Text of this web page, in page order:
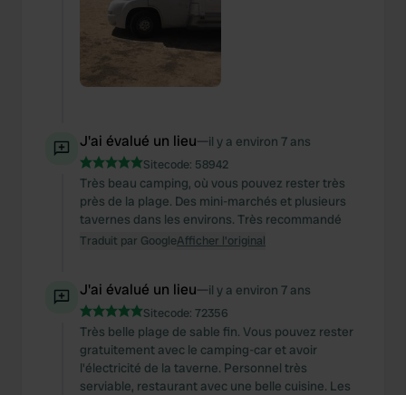
J'ai évalué un lieu—il y a environ 7 ans
Sitecode: 58942
Très beau camping, où vous pouvez rester très
près de la plage. Des mini-marchés et plusieurs
tavernes dans les environs. Très recommandé
Traduit par GoogleAfficher l'original
J'ai évalué un lieu—il y a environ 7 ans
Sitecode: 72356
Très belle plage de sable fin. Vous pouvez rester
gratuitement avec le camping-car et avoir
l'électricité de la taverne. Personnel très
serviable, restaurant avec une belle cuisine. Les